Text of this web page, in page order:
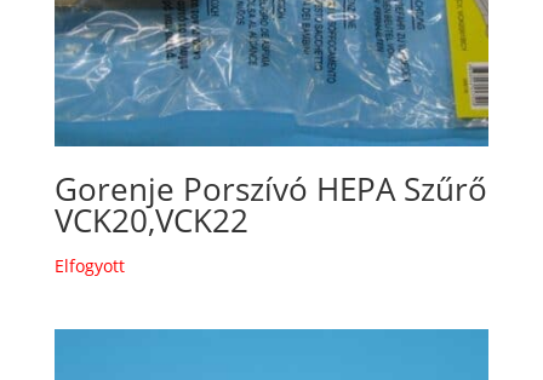
Gorenje Porszívó HEPA Szűrő
VCK20,VCK22
Elfogyott